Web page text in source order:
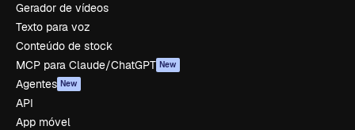
Gerador de vídeos
Texto para voz
Conteúdo de stock
MCP para Claude/ChatGPT New
Agentes New
API
App móvel